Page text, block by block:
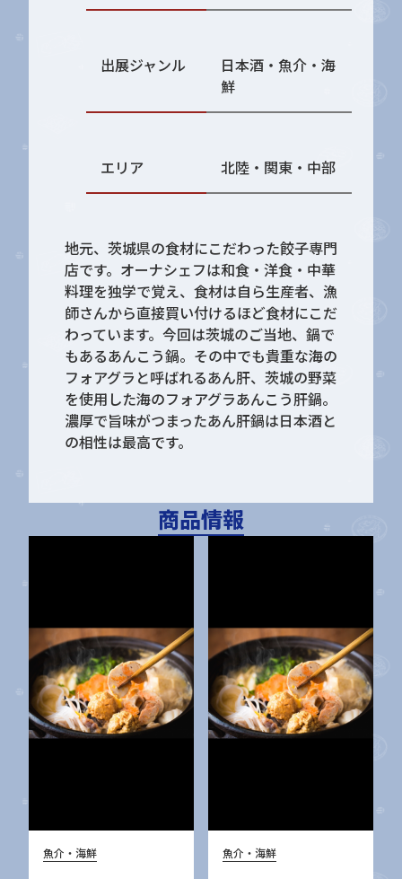
出展ジャンル
日本酒・魚介・海
鮮
エリア 北陸・関東・中部
地元、茨城県の食材にこだわった餃子専門
店です。オーナシェフは和食・洋食・中華
料理を独学で覚え、食材は自ら生産者、漁
師さんから直接買い付けるほど食材にこだ
わっています。今回は茨城のご当地、鍋で
もあるあんこう鍋。その中でも貴重な海の
フォアグラと呼ばれるあん肝、茨城の野菜
を使用した海のフォアグラあんこう肝鍋。
濃厚で旨味がつまったあん肝鍋は日本酒と
の相性は最高です。
商品情報
魚介・海鮮 魚介・海鮮